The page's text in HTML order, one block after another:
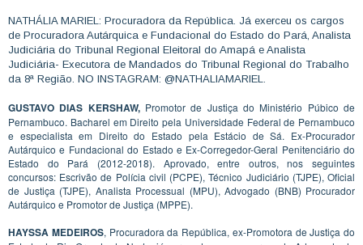
NATHÁLIA MARIEL: Procuradora da República. Já exerceu os cargos
de Procuradora Autárquica e Fundacional do Estado do Pará, Analista
Judiciária do Tribunal Regional Eleitoral do Amapá e Analista
Judiciária- Executora de Mandados do Tribunal Regional do Trabalho
da 8ª Região. NO INSTAGRAM: @NATHALIAMARIEL.
GUSTAVO DIAS KERSHAW, Promotor de Justiça do Ministério Púbico de
Pernambuco. Bacharel em Direito pela Universidade Federal de Pernambuco
e especialista em Direito do Estado pela Estácio de Sá. Ex-Procurador
Autárquico e Fundacional do Estado e Ex-Corregedor-Geral Penitenciário do
Estado do Pará (2012-2018). Aprovado, entre outros, nos seguintes
concursos: Escrivão de Polícia civil (PCPE), Técnico Judiciário (TJPE), Oficial
de Justiça (TJPE), Analista Processual (MPU), Advogado (BNB) Procurador
Autárquico e Promotor de Justiça (MPPE).
HAYSSA MEDEIROS, Procuradora da República, ex-Promotora de Justiça do